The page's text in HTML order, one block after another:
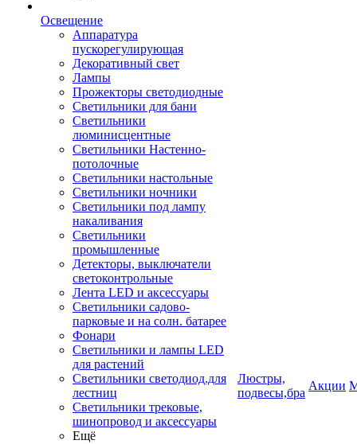
Освещение
Аппаратура
пускорегулирующая
Декоративный свет
Лампы
Прожекторы светодиодные
Светильники для бани
Светильники
люминисцентные
Светильники Настенно-
потолочные
Светильники настольные
Светильники ночники
Светильники под лампу
накаливания
Светильники
промышленные
Детекторы, выключатели
светоконтрольные
Лента LED и аксессуары
Светильники садово-
парковые и на солн. батарее
Фонари
Светильники и лампы LED
для растений
Светильники светодиод.для
лестниц
Светильники трековые,
шинопровод и аксессуары
Ещё
Люстры,
подвесы,бра
Акции